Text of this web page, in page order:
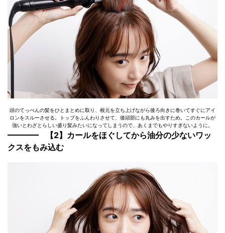
頭のてっぺんの髪をひとまとめに取り、根元を立ち上げながら後ろ向きに巻いてすぐにアイ
ロンをスルーさせる。トップをふんわりさせて、後頭部にも丸みを出すため。このカールが
強いとわざとらしい盛り髪みたいになってしまうので、あくまでもやりすぎないように。
【2】カールをほぐしてから油分の少ないワッ
クスをもみ込む